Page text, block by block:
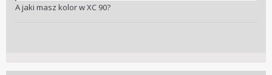
A jaki masz kolor w XC 90?